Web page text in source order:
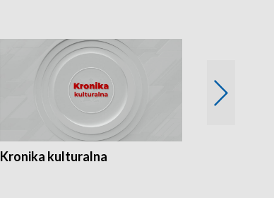
Kronika kulturalna